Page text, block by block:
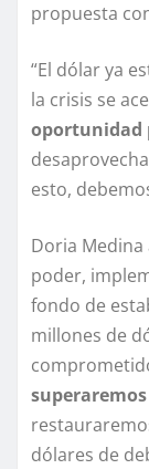
propuesta
“El dólar ya
la crisis se
oportunidad
esto,
Doria Medina
poder,
fondo de
millones de
dólares de